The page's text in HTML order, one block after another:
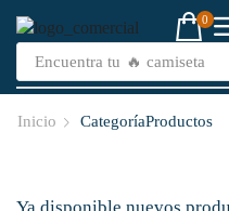
0
Encuentra tu 🔥 camiseta
Inicio CategoríaProductos
Productos